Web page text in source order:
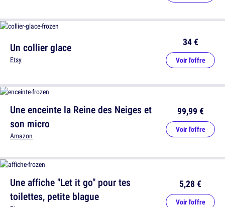
Une enceinte la Reine des Neiges et
son micro
Amazon
99,99 €
Voir l'offre
Un collier glace
Etsy
34 €
Voir l'offre
Une affiche "Let it go" pour tes
toilettes, petite blague
5,28 €
Voir l'offre